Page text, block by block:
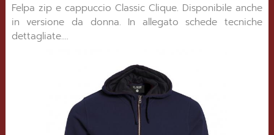
Felpa zip e cappuccio Classic Clique. Disponibile anche
in versione da donna. In allegato schede tecniche
dettagliate....